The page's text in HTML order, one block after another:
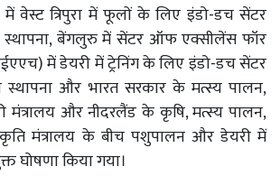
में वेस्ट त्रिपुरा में फूलों के लिए इंडो-डच सेंटर
बेंगलुरु में सेंटर ऑफ एक्सीलेंस फॉर
में डेयरी में ट्रेनिंग के लिए इंडो-डच सेंटर
और भारत सरकार के मत्स्य पालन,
और नीदरलैंड के कृषि, मत्स्य पालन,
मंत्रालय के बीच पशुपालन और डेयरी में
घोषणा किया गया।